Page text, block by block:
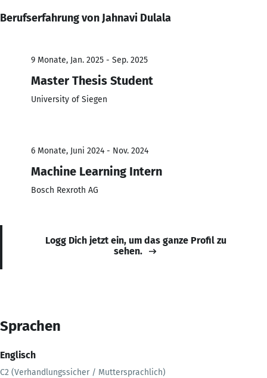
Berufserfahrung von Jahnavi Dulala
9 Monate, Jan. 2025 - Sep. 2025
Master Thesis Student
University of Siegen
6 Monate, Juni 2024 - Nov. 2024
Machine Learning Intern
Bosch Rexroth AG
Logg Dich jetzt ein, um das ganze Profil zu
sehen.
Sprachen
Englisch
C2 (Verhandlungssicher / Muttersprachlich)